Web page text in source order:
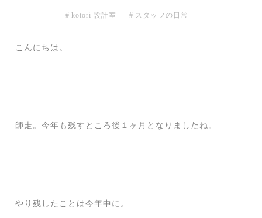
kotori 設計室 スタッフの日常
こんにちは。
師走。今年も残すところ後１ヶ月となりましたね。
やり残したことは今年中に。